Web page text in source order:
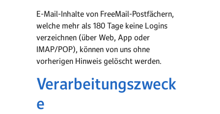
E-Mail-Inhalte von FreeMail-Postfächern,
welche mehr als 180 Tage keine Logins
verzeichnen (über Web, App oder
IMAP/POP), können von uns ohne
vorherigen Hinweis gelöscht werden.
Verarbeitungszweck
e